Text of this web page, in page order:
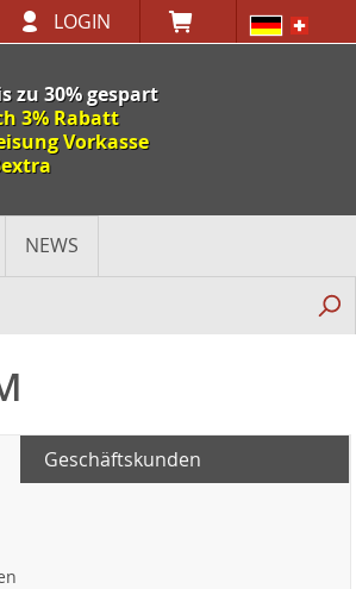
LOGIN
zu 30% gespart
3% Rabatt
Vorkasse
NEWS
Geschäftskunden